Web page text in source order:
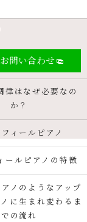
問い合わせ
律はなぜ必要なの
か？
ィールピアノ
ールピアノの特徴
ノのようなアップ
に生まれ変わるま
での流れ